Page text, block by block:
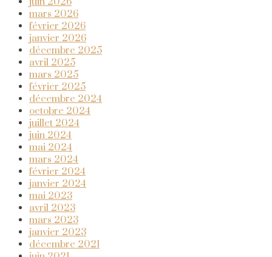
mars 2026
février 2026
janvier 2026
décembre 2025
avril 2025
mars 2025
février 2025
décembre 2024
octobre 2024
juillet 2024
juin 2024
mai 2024
mars 2024
février 2024
janvier 2024
mai 2023
avril 2023
mars 2023
janvier 2023
décembre 2021